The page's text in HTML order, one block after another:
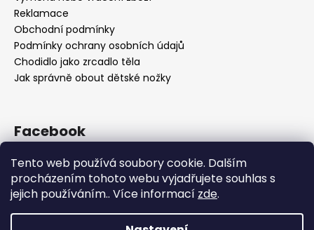
Tento web používá soubory cookie. Dalším
procházením tohoto webu vyjadřujete souhlas s
jejich používáním.. Více informací zde.
Reklamace
Obchodní podmínky
Podmínky ochrany osobních údajů
Chodidlo jako zrcadlo těla
Jak správně obout dětské nožky
Facebook